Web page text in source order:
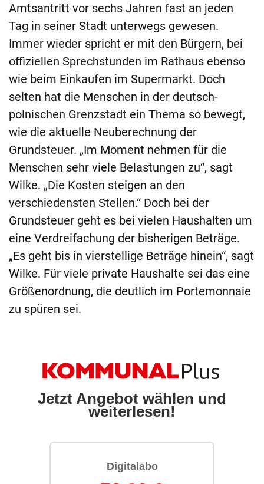
Amtsantritt vor sechs Jahren fast an jeden
Tag in seiner Stadt unterwegs gewesen.
Immer wieder spricht er mit den Bürgern, bei
offiziellen Sprechstunden im Rathaus ebenso
wie beim Einkaufen im Supermarkt. Doch
selten hat die Menschen in der deutsch-
polnischen Grenzstadt ein Thema so bewegt,
wie die aktuelle Neuberechnung der
Grundsteuer. „Im Moment nehmen für die
Menschen sehr viele Belastungen zu“, sagt
Wilke. „Die Kosten steigen an den
verschiedensten Stellen.“ Doch bei der
Grundsteuer geht es bei vielen Haushalten um
eine Verdreifachung der bisherigen Beträge.
„Es geht bis in vierstellige Beträge hinein“, sagt
Wilke. Für viele private Haushalte sei das eine
Größenordnung, die deutlich im Portemonnaie
zu spüren sei.